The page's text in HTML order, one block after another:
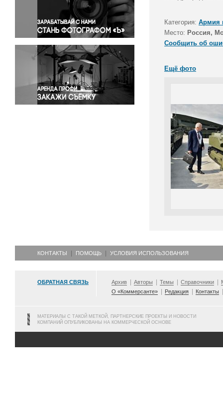
Правосудие
Происшествия и конфликты
Религия
Светская жизнь
Спорт
Экология
Экономика и бизнес
Категория: Армия
Место: Россия,
Сообщить об
Ещё фото
КОНТАКТЫ ПОМОЩЬ УСЛОВИЯ ИСПОЛЬЗОВАНИЯ
ОБРАТНАЯ СВЯЗЬ Архив Авторы Темы Справочники
О «Коммерсанте»
Редакция Контакты
МАТЕРИАЛЫ С ТАКОЙ МЕТКОЙ, ПАРТНЕРСКИЕ ПРОЕКТЫ И НОВОСТИ
КОМПАНИЙ ОПУБЛИКОВАНЫ НА КОММЕРЧЕСКОЙ ОСНОВЕ